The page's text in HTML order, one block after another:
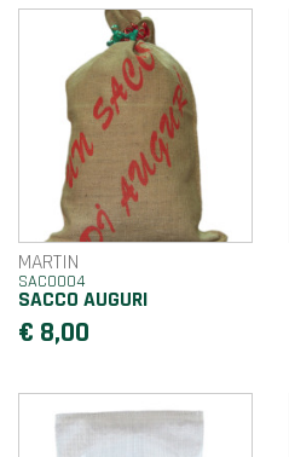
MARTIN
SAC0004
SACCO AUGURI
€ 8,00